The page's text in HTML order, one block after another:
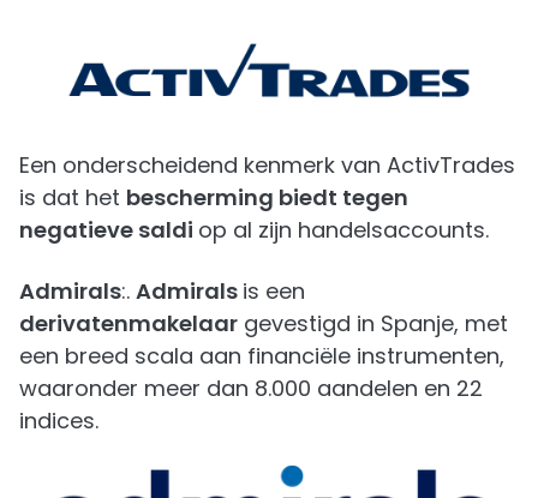
Een onderscheidend kenmerk van ActivTrades
is dat het bescherming biedt tegen
negatieve saldi op al zijn handelsaccounts.
Admirals:. Admirals is een
derivatenmakelaar gevestigd in Spanje, met
een breed scala aan financiële instrumenten,
waaronder meer dan 8.000 aandelen en 22
indices.